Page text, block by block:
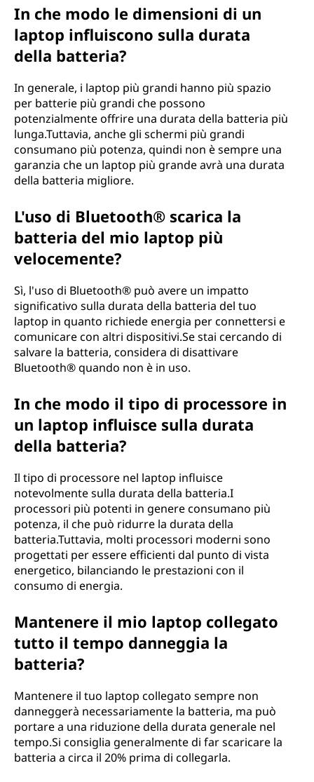
In che modo le dimensioni di un
laptop influiscono sulla durata
della batteria?
In generale, i laptop più grandi hanno più spazio
per batterie più grandi che possono
potenzialmente offrire una durata della batteria più
lunga.Tuttavia, anche gli schermi più grandi
consumano più potenza, quindi non è sempre una
garanzia che un laptop più grande avrà una durata
della batteria migliore.
L'uso di Bluetooth® scarica la
batteria del mio laptop più
velocemente?
Sì, l'uso di Bluetooth® può avere un impatto
significativo sulla durata della batteria del tuo
laptop in quanto richiede energia per connettersi e
comunicare con altri dispositivi.Se stai cercando di
salvare la batteria, considera di disattivare
Bluetooth® quando non è in uso.
In che modo il tipo di processore in
un laptop influisce sulla durata
della batteria?
Il tipo di processore nel laptop influisce
notevolmente sulla durata della batteria.I
processori più potenti in genere consumano più
potenza, il che può ridurre la durata della
batteria.Tuttavia, molti processori moderni sono
progettati per essere efficienti dal punto di vista
energetico, bilanciando le prestazioni con il
consumo di energia.
Mantenere il mio laptop collegato
tutto il tempo danneggia la
batteria?
Mantenere il tuo laptop collegato sempre non
danneggerà necessariamente la batteria, ma può
portare a una riduzione della durata generale nel
tempo.Si consiglia generalmente di far scaricare la
batteria a circa il 20% prima di collegarla.